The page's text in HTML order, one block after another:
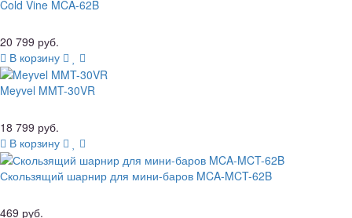
Cold Vine MCA-62B
20 799 руб.
В корзину
Meyvel MMT-30VR
18 799 руб.
В корзину
Скользящий шарнир для мини-баров MCA-MCT-62B
469 руб.